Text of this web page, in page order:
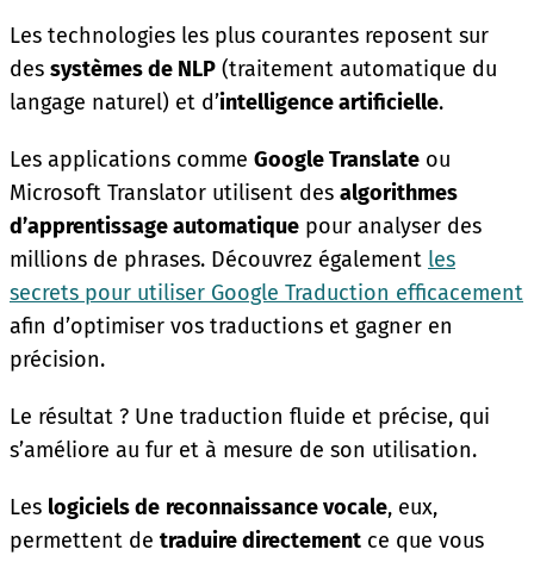
Les technologies les plus courantes reposent sur
des systèmes de NLP (traitement automatique du
langage naturel) et d’intelligence artificielle.
Les applications comme Google Translate ou
Microsoft Translator utilisent des algorithmes
d’apprentissage automatique pour analyser des
millions de phrases. Découvrez également les
secrets pour utiliser Google Traduction efficacement
afin d’optimiser vos traductions et gagner en
précision.
Le résultat ? Une traduction fluide et précise, qui
s’améliore au fur et à mesure de son utilisation.
Les logiciels de reconnaissance vocale, eux,
permettent de traduire directement ce que vous